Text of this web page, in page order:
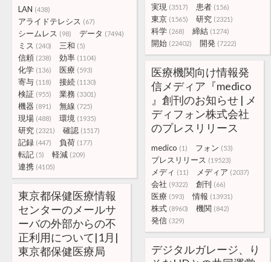
実現 (3517) 患者 (156)
東京 (1565) 研究 (2321)
科学 (268) 締結 (1274)
開始 (22402) 開発 (7222)
LAN (438)
アライドテレシス (67)
シームレス (98) データ (7494)
ミス (240) 三和 (5)
信頼 (238) 効率 (1104)
化学 (136) 医療 (593)
寄与 (118) 接続 (1130)
検証 (955) 業務 (3301)
機器 (891) 無線 (725)
現場 (488) 環境 (1935)
研究 (2321) 確認 (1517)
記録 (447) 負荷 (177)
転記 (5) 軽減 (209)
連携 (4105)
医療機関向け情報発
信メディア『medico
』創刊のお知らせ | メ
ディフォン株式会社
のプレスリリース
medico (1) フォン (53)
プレスリリース (19523)
メディ (11) メディア (2037)
会社 (9322) 創刊 (66)
医療 (593) 情報 (13931)
株式 (8960) 機関 (842)
発信 (329)
東京都保健医療情報
センターのメールサ
ーバの外部からの不
正利用について|1月|
東京都保健医療局
デジタルガレージ、り